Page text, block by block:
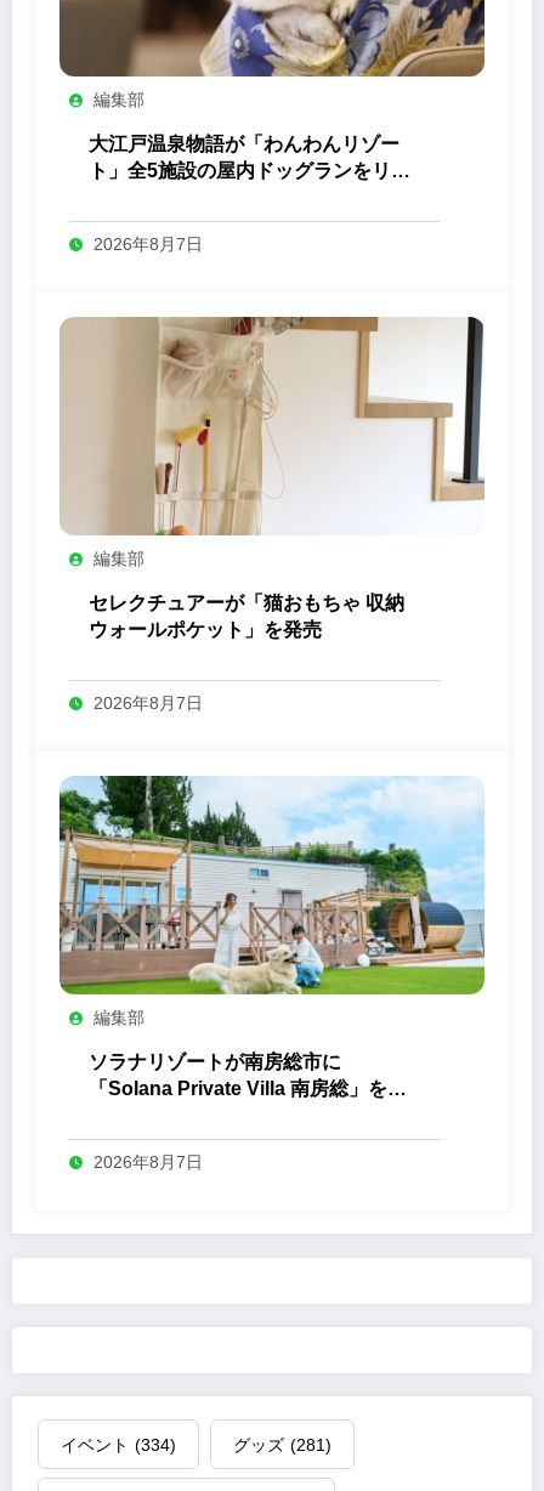
編集部
大江戸温泉物語が「わんわんリゾー
ト」全5施設の屋内ドッグランをリニ
2026年8月7日
編集部
セレクチュアーが「猫おもちゃ 収納
ウォールポケット」を発売
2026年8月7日
編集部
ソラナリゾートが南房総市に
「Solana Private Villa 南房総」を開
2026年8月7日
イベント (334) グッズ (281)